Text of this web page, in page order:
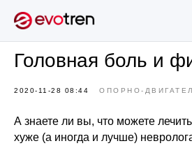
Головная боль и
2020-11-28 08:44 ОПОРНО-
А знаете ли вы, что можете
хуже (а иногда и лучше)